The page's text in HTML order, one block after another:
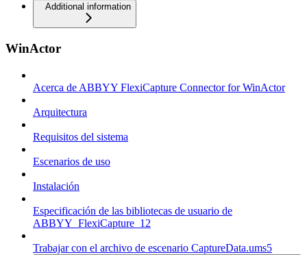
Additional information
WinActor
Acerca de ABBYY FlexiCapture Connector for WinActor
Arquitectura
Requisitos del sistema
Escenarios de uso
Instalación
Especificación de las bibliotecas de usuario de
ABBYY_FlexiCapture_12
Trabajar con el archivo de escenario CaptureData.ums5